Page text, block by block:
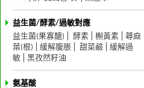
益生菌/酵素/過敏對應
益生菌(果寡醣)
酵素 槲黃素
蕁麻
葉(根)
緩解腹脹 甜菜鹼
緩解過
敏
黑孜然籽油
氨基酸